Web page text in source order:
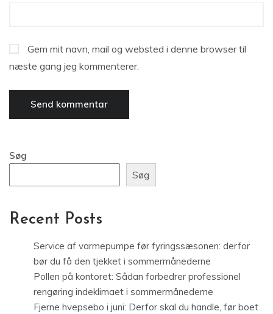
Gem mit navn, mail og websted i denne browser til
næste gang jeg kommenterer.
Søg
Søg
Recent Posts
Service af varmepumpe før fyringssæsonen: derfor
bør du få den tjekket i sommermånederne
Pollen på kontoret: Sådan forbedrer professionel
rengøring indeklimaet i sommermånederne
Fjerne hvepsebo i juni: Derfor skal du handle, før boet